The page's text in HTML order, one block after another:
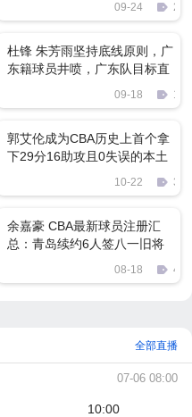
09-24
杜锋 朱芳雨坚持底线原则，广
东籍球员井喷，广东队目标直
09-18
郭艾伦成为CBA历史上首个拿
下29分16助攻且0失误的本土
10-22 386
余嘉豪 CBA最新球员注册汇
总：青岛续约6人签八一旧将
08-18 450
全部直播
07-06 08:00
10:00